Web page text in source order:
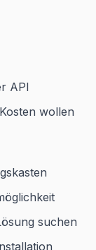
API
wollen
suchen